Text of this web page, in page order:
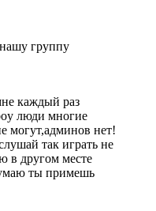
группу
каждый раз
люди многие
могут,админов нет!
так играть не
в другом месте
ты примешь